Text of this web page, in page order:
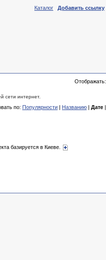
Каталог Добавить ссылку
Отображать:
сети интернет.
по: Популярности | Названию | Дате |
базируется в Киеве.